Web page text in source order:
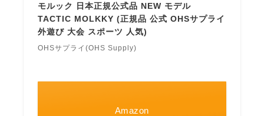
モルック 日本正規公式品 NEW モデル
TACTIC MOLKKY (正規品 公式 OHSサプライ
外遊び 大会 スポーツ 人気)
OHSサプライ(OHS Supply)
Amazon